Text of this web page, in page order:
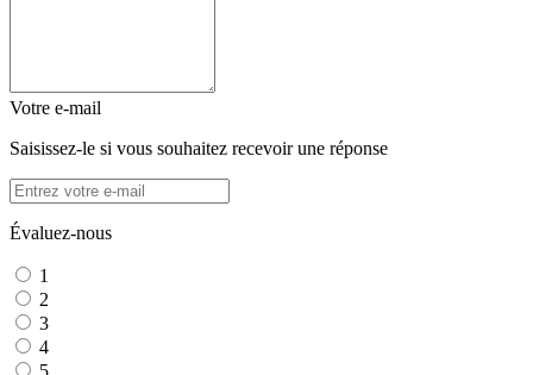
Votre e-mail
Saisissez-le si vous souhaitez recevoir une réponse
Évaluez-nous
1
2
3
4